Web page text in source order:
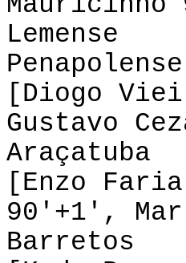
[Diogo
Gustavo
[Enzo
90'+1',